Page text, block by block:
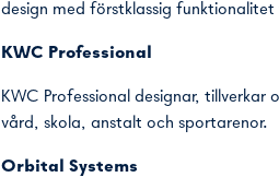
design med förstklassig
KWC Professional
KWC Professional designar,
vård, skola, anstalt och sportarenor.
Orbital Systems